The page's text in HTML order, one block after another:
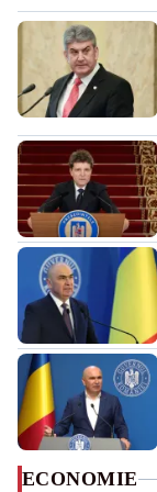
ECONOMIE